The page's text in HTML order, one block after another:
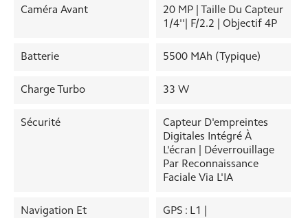
Caméra Avant
20 MP | Taille Du Capteur
1/4''| F/2.2 | Objectif 4P
Batterie 5500 MAh (typique)
Charge Turbo 33 W
Sécurité
Capteur D'empreintes
Digitales Intégré À
L'écran | Déverrouillage
Par Reconnaissance
Faciale Via L'IA
Navigation Et
GPS : L1 |